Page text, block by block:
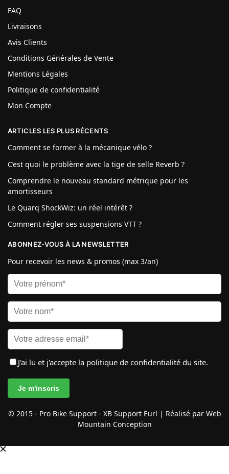
FAQ
Livraisons
Avis Clients
Conditions Générales de Vente
Mentions Légales
Politique de confidentialité
Mon Compte
ARTICLES LES PLUS RÉCENTS
Comment se former à la mécanique vélo ?
C’est quoi le problème avec la tige de selle Reverb ?
Comprendre le nouveau standard métrique pour les
amortisseurs
Le Quarq ShockWiz: un réel intérêt ?
Comment régler ses suspensions VTT ?
ABONNEZ-VOUS À LA NEWSLETTER
Pour recevoir les news & promos (max 3/an)
J'ai lu et j'accepte la politique de confidentialité du site.
© 2015 - Pro Bike Support - XB Support Eurl | Réalisé par Web
Mountain Conception